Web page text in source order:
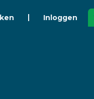
Inloggen